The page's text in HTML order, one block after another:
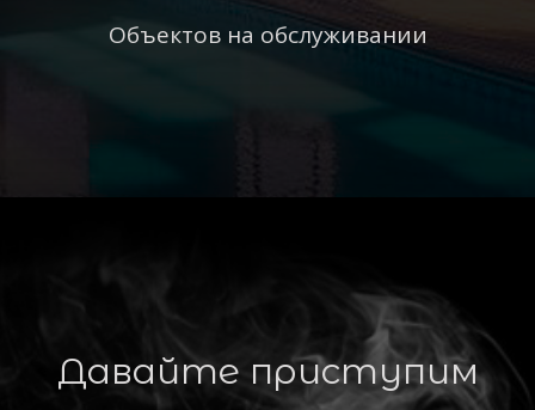
Объектов на обслуживании
Давайте приступим